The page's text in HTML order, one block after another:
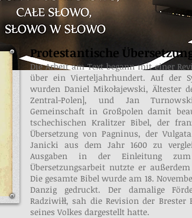
Protestantische
Die Arbeit am Text begann mit einer
über ein Vierteljahrhundert. Auf der
wurden Daniel Mikołajewski, Ältester
Zentral-Polen], und Jan
Gemeinschaft in Großpolen damit
tschechischen Kralitzer Bibel, der
Übersetzung von Pagninus, der
Janicki aus dem Jahr 1600 zu
Ausgaben in der Einleitung
Übersetzungsarbeit nutzte er
Die gesamte Bibel wurde am 18.
Danzig gedruckt. Der damalige
Radziwiłł, sah die Revision der
seines Volkes dargestellt hatte.